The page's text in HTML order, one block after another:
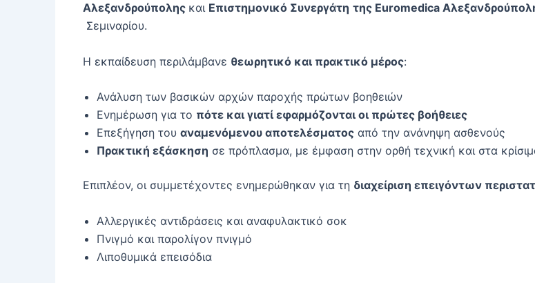
Αλεξανδρούπολης και Επιστημονικό Συνεργάτη της Euromedica
Σεμιναρίου.
Η εκπαίδευση περιλάμβανε θεωρητικό και πρακτικό μέρος:
Ανάλυση των βασικών αρχών παροχής πρώτων βοηθειών
Ενημέρωση για το πότε και γιατί εφαρμόζονται οι πρώτες βοήθειες
Επεξήγηση του αναμενόμενου αποτελέσματος από την ανάνηψη ασθενούς
Πρακτική εξάσκηση σε πρόπλασμα, με έμφαση στην ορθή τεχνική και στα
Επιπλέον, οι συμμετέχοντες ενημερώθηκαν για τη διαχείριση επειγόντων
Αλλεργικές αντιδράσεις και αναφυλακτικό σοκ
Πνιγμό και παρολίγον πνιγμό
Λιποθυμικά επεισόδια